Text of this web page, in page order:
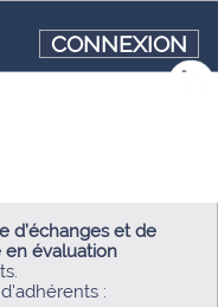
d’échanges et de
en évaluation
:
CONNEXION